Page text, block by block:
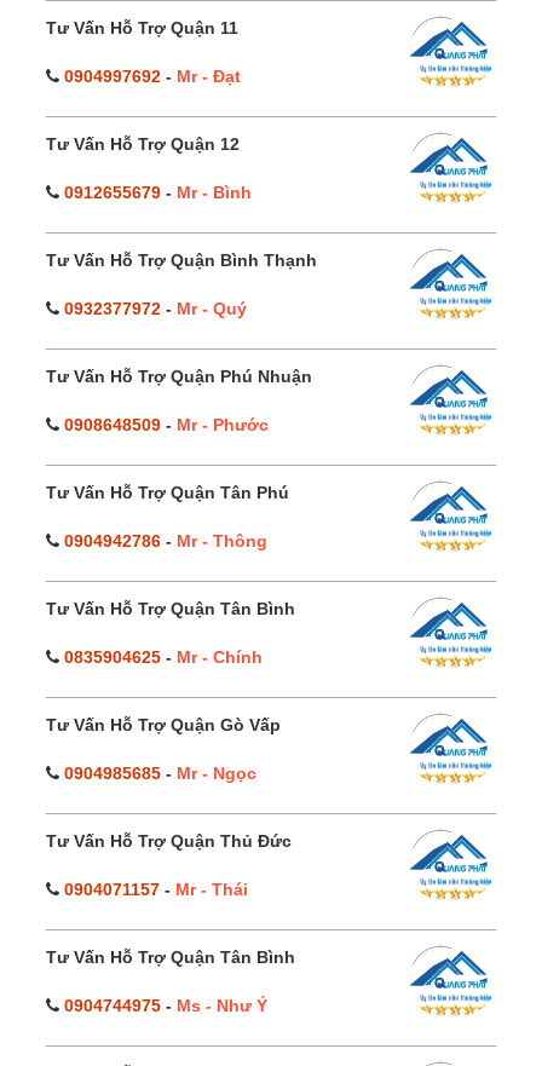
Tư Vấn Hỗ Trợ Quận 11
0904997692 - Mr - Đạt
Tư Vấn Hỗ Trợ Quận 12
0912655679 - Mr - Bình
Tư Vấn Hỗ Trợ Quận Bình Thạnh
0932377972 - Mr - Quý
Tư Vấn Hỗ Trợ Quận Phú Nhuận
0908648509 - Mr - Phước
Tư Vấn Hỗ Trợ Quận Tân Phú
0904942786 - Mr - Thông
Tư Vấn Hỗ Trợ Quận Tân Bình
0835904625 - Mr - Chính
Tư Vấn Hỗ Trợ Quận Gò Vấp
0904985685 - Mr - Ngọc
Tư Vấn Hỗ Trợ Quận Thủ Đức
0904071157 - Mr - Thái
Tư Vấn Hỗ Trợ Quận Tân Bình
0904744975 - Ms - Như Ý